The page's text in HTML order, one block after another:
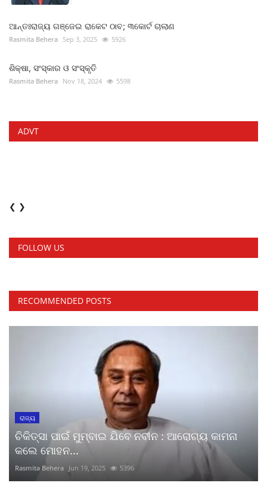
ଆନ୍ତଃରାଜ୍ୟ ଗଞ୍ଜେଇ ରାକେଟ ଠାବ; ୩କୋର୍ଟ ଚାଲାଣ
Rasmita Behera Sep 3, 2025 5926
ଶିକ୍ଷା, ସଂସ୍କାର ଓ ସଂସ୍କୃତି
Rasmita Behera Nov 18, 2024 5598
ADVT
❮ ❯
FOLLOW US
RECOMMENDED POSTS
ରାଜ୍ୟ
ଚିକିତ୍ସା ପାଇଁ ମୁମ୍ବାଇ ଯିବେ ନବୀନ : ଆରୋଗ୍ୟ କାମନା
କଲେ ମୋହନ...
Rasmita Behera Jun 19, 2025 5396